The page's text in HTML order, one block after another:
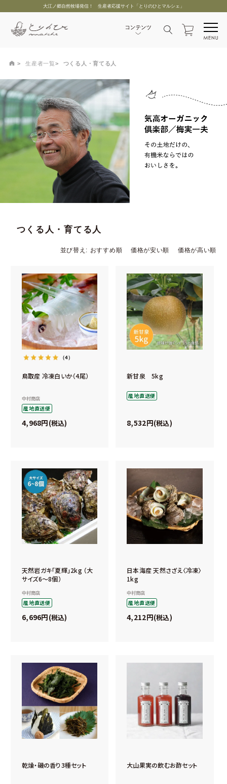
大江ノ郷自然牧場発信！ 生産者応援サイト「とりのひとマルシェ」
生産者一覧 つくる人・育てる人
つくる人・育てる人
並び替え おすすめ順 価格が安い順 価格が高い順
（4）
鳥取産 冷凍白いか（4尾）
中村商店
産地直送便
4,968 税込
新甘泉 5kg
産地直送便
8,532 税込
天然岩ガキ「夏輝」2kg （大
サイズ6～8個）
中村商店
産地直送便
6,696 税込
日本海産 天然さざえ〈冷凍〉
1kg
中村商店
産地直送便
4,212 税込
乾燥・磯の香り3種セット 大山果実の飲むお酢セット